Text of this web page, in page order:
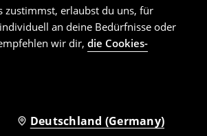
zustimmst, erlaubst du uns, für
an deine Bedürfnisse oder
wir dir, die Cookies-
Deutschland (Germany)